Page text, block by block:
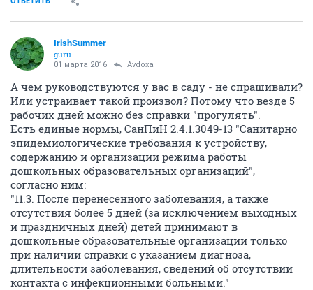
IrishSummer
guru
01 марта 2016 Avdoxa
А чем руководствуются у вас в саду - не спрашивали?
Или устраивает такой произвол? Потому что везде 5
рабочих дней можно без справки "прогулять".
Есть единые нормы, СанПиН 2.4.1.3049-13 "Санитарно
эпидемиологические требования к устройству,
содержанию и организации режима работы
дошкольных образовательных организаций",
согласно ним:
"11.3. После перенесенного заболевания, а также
отсутствия более 5 дней (за исключением выходных
и праздничных дней) детей принимают в
дошкольные образовательные организации только
при наличии справки с указанием диагноза,
длительности заболевания, сведений об отсутствии
контакта с инфекционными больными."